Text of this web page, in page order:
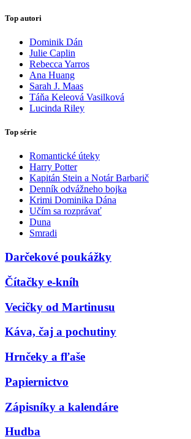
Top autori
Dominik Dán
Julie Caplin
Rebecca Yarros
Ana Huang
Sarah J. Maas
Táňa Keleová Vasilková
Lucinda Riley
Top série
Romantické úteky
Harry Potter
Kapitán Stein a Notár Barbarič
Denník odvážneho bojka
Krimi Dominika Dána
Učím sa rozprávať
Duna
Smradi
Darčekové poukážky
Čítačky e-kníh
Vecičky od Martinusu
Káva, čaj a pochutiny
Hrnčeky a fľaše
Papiernictvo
Zápisníky a kalendáre
Hudba